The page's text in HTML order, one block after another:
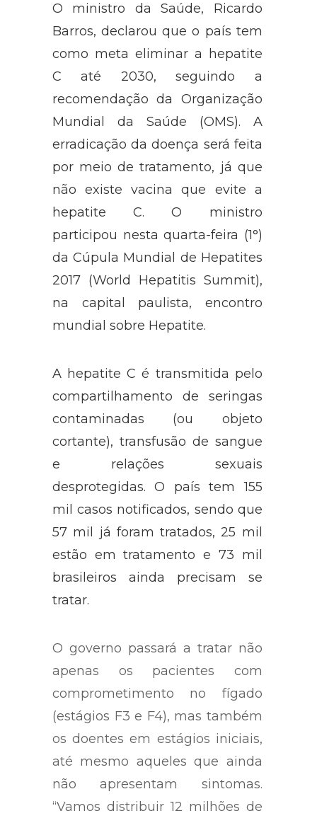
O ministro da Saúde, Ricardo
Barros, declarou que o país tem
como meta eliminar a hepatite
C até 2030, seguindo a
recomendação da Organização
Mundial da Saúde (OMS). A
erradicação da doença será feita
por meio de tratamento, já que
não existe vacina que evite a
hepatite C. O ministro
participou nesta quarta-feira (1°)
da Cúpula Mundial de Hepatites
2017 (World Hepatitis Summit),
na capital paulista, encontro
mundial sobre Hepatite.
A hepatite C é transmitida pelo
compartilhamento de seringas
contaminadas (ou objeto
cortante), transfusão de sangue
e relações sexuais
desprotegidas. O país tem 155
mil casos notificados, sendo que
57 mil já foram tratados, 25 mil
estão em tratamento e 73 mil
brasileiros ainda precisam se
tratar.
O governo passará a tratar não
apenas os pacientes com
comprometimento no fígado
(estágios F3 e F4), mas também
os doentes em estágios iniciais,
até mesmo aqueles que ainda
não apresentam sintomas.
“Vamos distribuir 12 milhões de